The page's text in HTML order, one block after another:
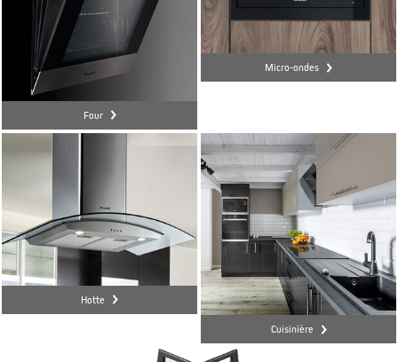
Four
Micro-ondes
Hotte
Cuisinière